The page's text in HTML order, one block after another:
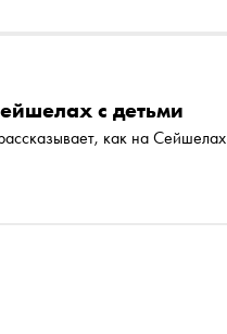
с детьми
как на Сейшелах